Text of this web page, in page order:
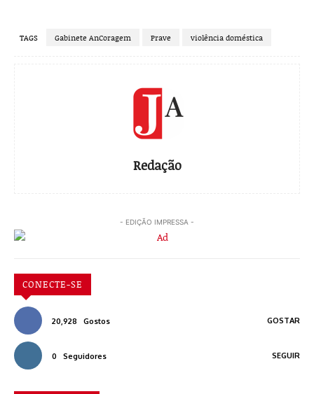
TAGS Gabinete AnCoragem Prave violência doméstica
Redação
- EDIÇÃO IMPRESSA -
CONECTE-SE
20,928 Gostos GOSTAR
0 Seguidores SEGUIR